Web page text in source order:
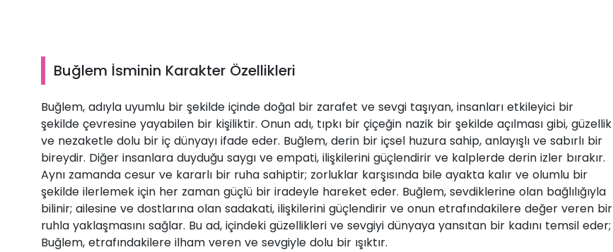
Buğlem İsminin Karakter Özellikleri
Buğlem, adıyla uyumlu bir şekilde içinde doğal bir zarafet ve sevgi taşıyan, insanları etkileyici bir
şekilde çevresine yayabilen bir kişiliktir. Onun adı, tıpkı bir çiçeğin nazik bir şekilde açılması gibi, güzellik
ve nezaketle dolu bir iç dünyayı ifade eder. Buğlem, derin bir içsel huzura sahip, anlayışlı ve sabırlı bir
bireydir. Diğer insanlara duyduğu saygı ve empati, ilişkilerini güçlendirir ve kalplerde derin izler bırakır.
Aynı zamanda cesur ve kararlı bir ruha sahiptir; zorluklar karşısında bile ayakta kalır ve olumlu bir
şekilde ilerlemek için her zaman güçlü bir iradeyle hareket eder. Buğlem, sevdiklerine olan bağlılığıyla
bilinir; ailesine ve dostlarına olan sadakati, ilişkilerini güçlendirir ve onun etrafındakilere değer veren bir
ruhla yaklaşmasını sağlar. Bu ad, içindeki güzellikleri ve sevgiyi dünyaya yansıtan bir kadını temsil eder;
Buğlem, etrafındakilere ilham veren ve sevgiyle dolu bir ışıktır.